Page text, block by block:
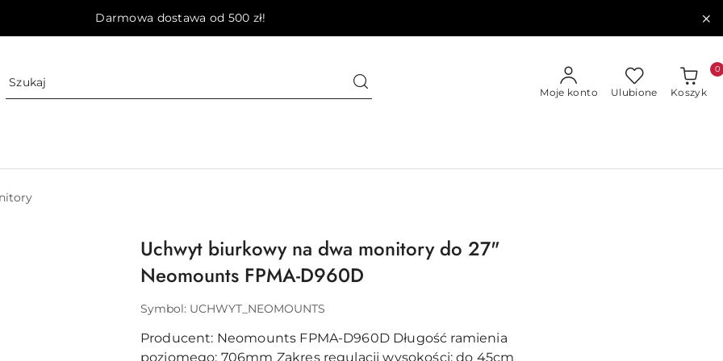
Darmowa dostawa od 500 zł!
Moje konto Ulubione Koszyk
0
Uchwyt biurkowy na dwa monitory do 27"
Neomounts FPMA-D960D
Symbol: UCHWYT_NEOMOUNTS
Producent: Neomounts FPMA-D960D Długość ramienia
poziomego: 706mm Zakres regulacji wysokości: do 45cm